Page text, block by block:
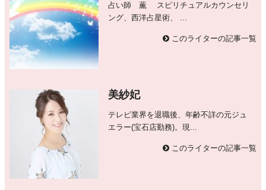
占い師 薫 スピリチュアルカウンセリ
ング、西洋占星術、 ...
このライターの記事一覧
美紗妃
テレビ業界を退職後、年齢不詳の元ジュ
エラー(宝石店勤務)。現...
このライターの記事一覧